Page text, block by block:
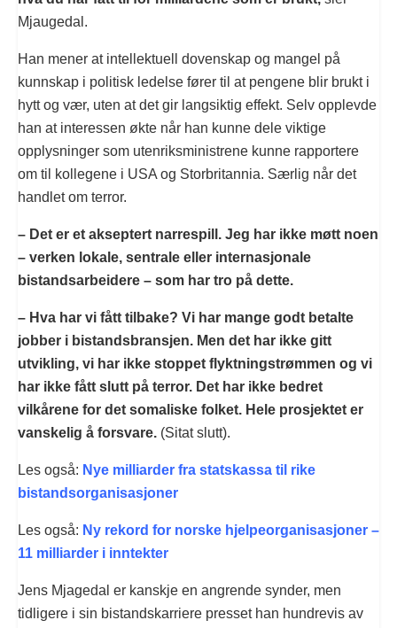
Mjaugedal.
Han mener at intellektuell dovenskap og mangel på
kunnskap i politisk ledelse fører til at pengene blir brukt i
hytt og vær, uten at det gir langsiktig effekt. Selv opplevde
han at interessen økte når han kunne dele viktige
opplysninger som utenriksministrene kunne rapportere
om til kollegene i USA og Storbritannia. Særlig når det
handlet om terror.
– Det er et akseptert narrespill. Jeg har ikke møtt noen
– verken lokale, sentrale eller internasjonale
bistandsarbeidere – som har tro på dette.
– Hva har vi fått tilbake? Vi har mange godt betalte
jobber i bistandsbransjen. Men det har ikke gitt
utvikling, vi har ikke stoppet flyktningstrømmen og vi
har ikke fått slutt på terror. Det har ikke bedret
vilkårene for det somaliske folket. Hele prosjektet er
vanskelig å forsvare. (Sitat slutt).
Les også: Nye milliarder fra statskassa til rike
bistandsorganisasjoner
Les også: Ny rekord for norske hjelpeorganisasjoner –
11 milliarder i inntekter
Jens Mjagedal er kanskje en angrende synder, men
tidligere i sin bistandskarriere presset han hundrevis av